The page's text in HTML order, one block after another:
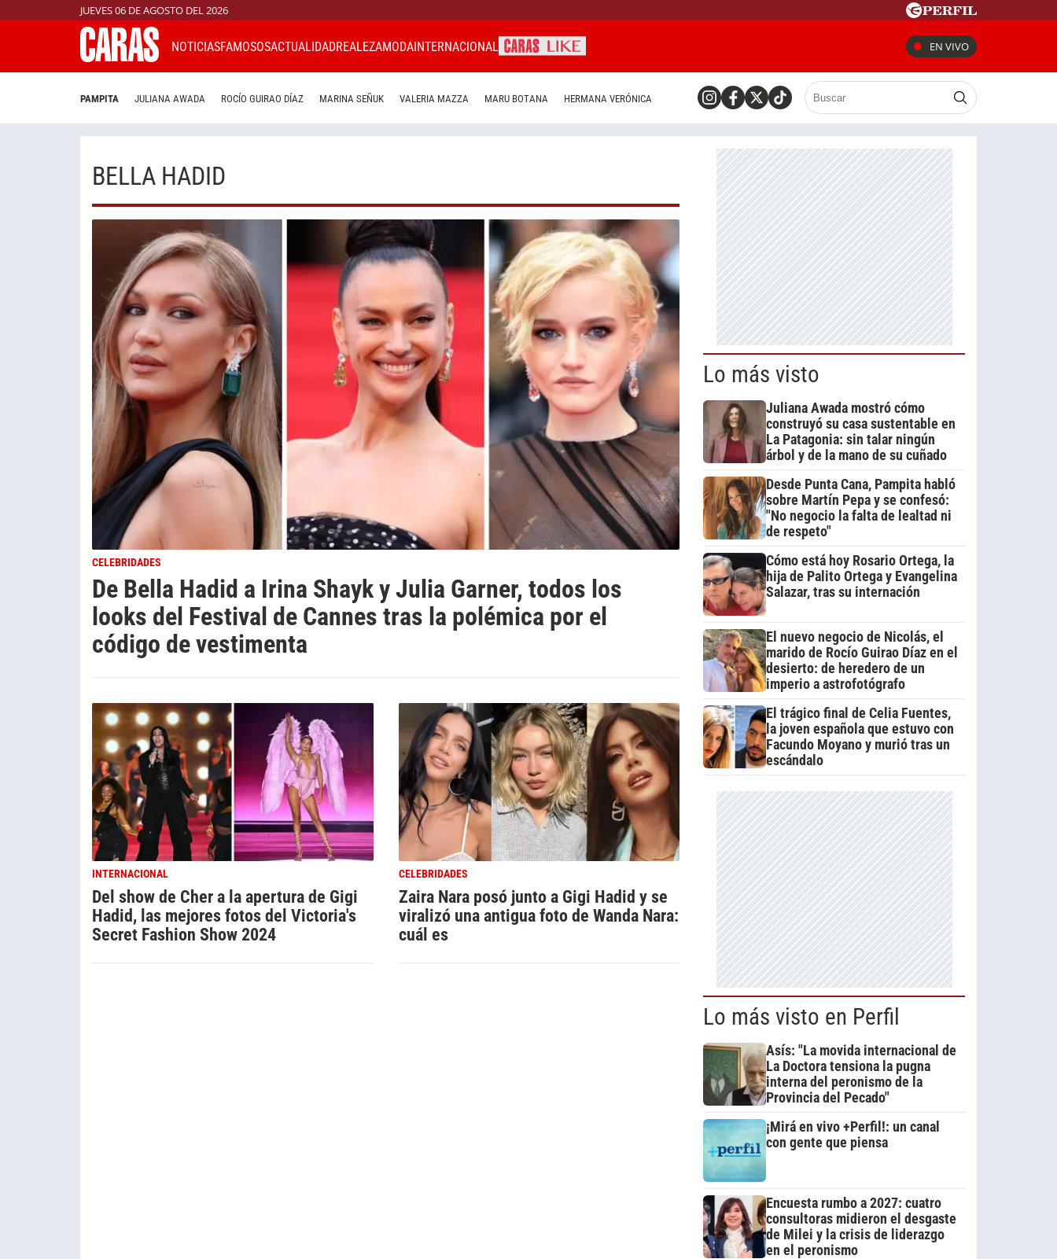
JUEVES 06 DE AGOSTO DEL 2026
NOTICIASFAMOSOSACTUALIDADREALEZAMODAINTERNACIONAL EN VIVO
PAMPITA JULIANA AWADA ROCÍO GUIRAO DÍAZ MARINA SEÑUK VALERIA MAZZA MARU BOTANA HERMANA VERÓNICA
BELLA HADID
CELEBRIDADES
De Bella Hadid a Irina Shayk y Julia Garner, todos los
looks del Festival de Cannes tras la polémica por el
código de vestimenta
INTERNACIONAL
Del show de Cher a la apertura de Gigi
Hadid, las mejores fotos del Victoria's
Secret Fashion Show 2024
CELEBRIDADES
Zaira Nara posó junto a Gigi Hadid y se
viralizó una antigua foto de Wanda Nara:
cuál es
Lo más visto
Juliana Awada mostró cómo
construyó su casa sustentable en
La Patagonia: sin talar ningún
árbol y de la mano de su cuñado
Desde Punta Cana, Pampita habló
sobre Martín Pepa y se confesó:
"No negocio la falta de lealtad ni
de respeto"
Cómo está hoy Rosario Ortega, la
hija de Palito Ortega y Evangelina
Salazar, tras su internación
El nuevo negocio de Nicolás, el
marido de Rocío Guirao Díaz en el
desierto: de heredero de un
imperio a astrofotógrafo
El trágico final de Celia Fuentes,
la joven española que estuvo con
Facundo Moyano y murió tras un
escándalo
Lo más visto en Perfil
Asís: "La movida internacional de
La Doctora tensiona la pugna
interna del peronismo de la
Provincia del Pecado"
¡Mirá en vivo +Perfil!: un canal
con gente que piensa
Encuesta rumbo a 2027: cuatro
consultoras midieron el desgaste
de Milei y la crisis de liderazgo
en el peronismo